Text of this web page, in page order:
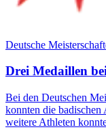
Deutsche
Drei Medaillen
Bei den Deutschen
konnten die
weitere Athleten